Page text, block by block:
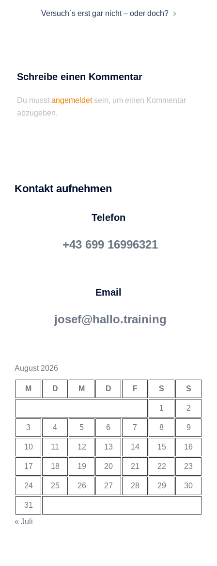
Versuch´s erst gar nicht – oder doch?
Schreibe einen Kommentar
Du musst angemeldetsein, um einen Kommentar
abzugeben.
Kontakt aufnehmen
Telefon
+43 699 16996321
Email
josef@hallo.training
August 2026
M D M D F S S
1 2
3 4 5 6 7 8 9
10 11 12 13 14 15 16
17 18 19 20 21 22 23
24 25 26 27 28 29 30
31
« Juli